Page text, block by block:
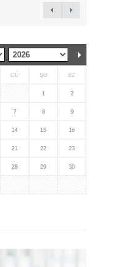
CÜ ŞƏ BZ
1 2
7 8 9
14 15 16
21 22 23
28 29 30